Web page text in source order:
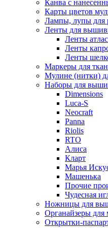
Канва с
Карты цветов
Лампы, лупы для
Ленты для
Ленты
Ленты
Ленты
Маркеры для
Мулине (нитки)
Наборы для
Dimensions
Luca-S
Neocraft
Panna
Riolis
RTO
Алиса
Кларт
Марья
Машенька
Прочие
Чудесная
Ножницы для
Органайзеры для
Открытки-